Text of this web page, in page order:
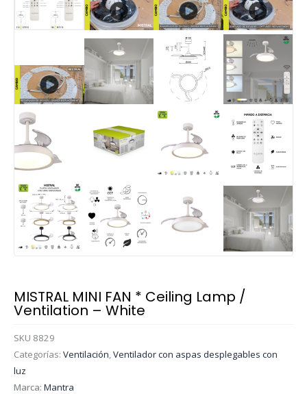
MISTRAL MINI FAN * Ceiling Lamp /
Ventilation – White
SKU 8829
Categorías: Ventilación,Ventilador con aspas desplegables con
luz
Marca: Mantra